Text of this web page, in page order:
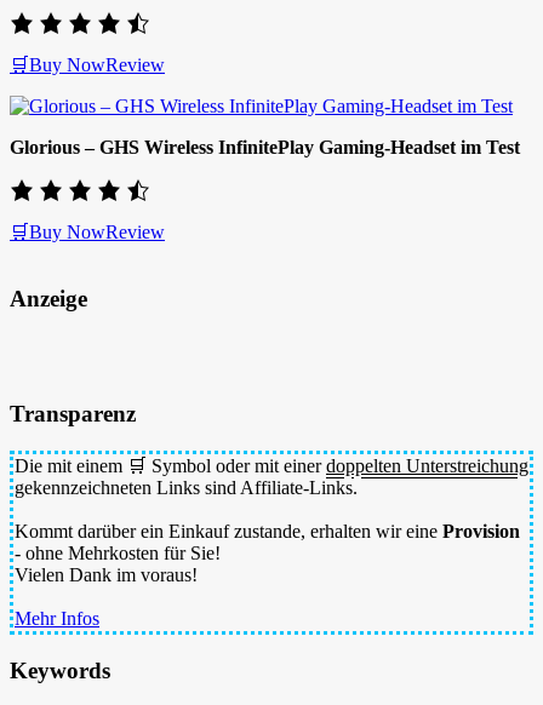
🛒Buy NowReview
Glorious – GHS Wireless InfinitePlay Gaming-Headset im Test
🛒Buy NowReview
Anzeige
Transparenz
Die mit einem 🛒 Symbol oder mit einerdoppelten Unterstreichung
gekennzeichneten Links sind Affiliate-Links.
Kommt darüber ein Einkauf zustande, erhalten wir eine Provision
- ohne Mehrkosten für Sie!
Vielen Dank im voraus!
Mehr Infos
Keywords